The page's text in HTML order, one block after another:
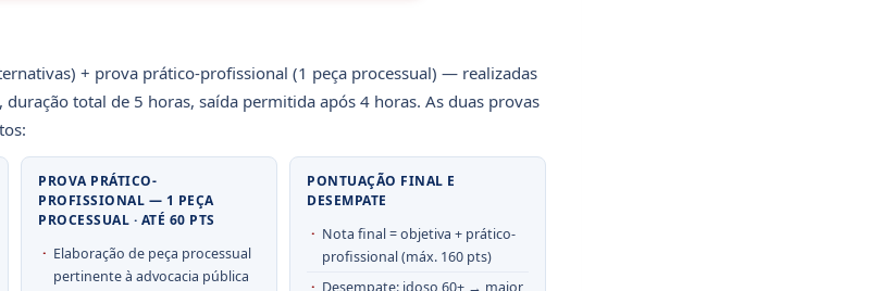
+ prova prático-profissional (1 peça processual) — realizadas
total de 5 horas, saída permitida após 4 horas. As duas provas
PROVA PRÁTICO-
PROFISSIONAL — 1 PEÇA
PROCESSUAL · ATÉ 60 PTS
Elaboração de peça processual
pertinente à advocacia pública
PONTUAÇÃO FINAL E
DESEMPATE
Nota final = objetiva + prático-
profissional (máx. 160 pts)
Desempate: idoso 60+ → maior